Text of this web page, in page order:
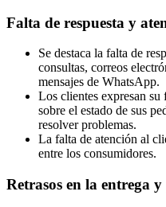
Falta de respuesta y
Se destaca la falta de
consultas, correos
mensajes de WhatsApp.
Los clientes expresan
sobre el estado de sus
resolver problemas.
La falta de atención al
entre los consumidores.
Retrasos en la entrega